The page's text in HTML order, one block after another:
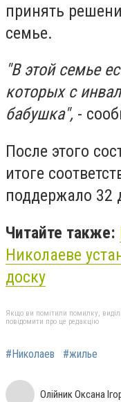
принять
семье.
"В этой семье
которых с
бабушка", -
После этого
итоге
поддержало 32
Читайте также:
Николаеве
доску
Якщо ви помітили помилку,
повідомити про це редакцію
#Николаев #жилье
Олійник Оксана